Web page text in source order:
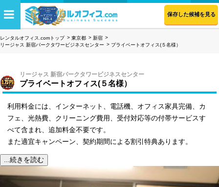
保存した候補を見る
レンタルオフィス.comトップ 東京都
新宿
リージャス 新宿パークタワービジネスセンター
プライベートオフィス(５名様）
リージャス 新宿パークタワービジネスセンター
プライベートオフィス(５名様）
利用料金には、インターネット、電話機、オフィス家具完備、カ
フェ、光熱費、クリーニング費用、受付対応等の付帯サービスす
べて含まれ、追加料金不要です。
また適宜キャンペーン、契約期間による割引特典あります。
...続きを読む